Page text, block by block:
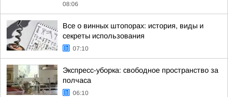
08:06
Все о винных штопорах: история, виды и
секреты использования
07:10
Экспресс-уборка: свободное пространство за
полчаса
06:10